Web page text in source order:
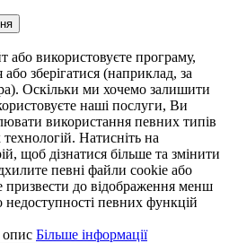
або використовуєте програму,
зберігатися (наприклад, за
Оскільки ми хочемо залишити
наші послуги, Ви
використання певних типів
Натисніть на
щоб дізнатися більше та змінити
певні файли cookie або
призвести до відображення менш
недоступності певних функцій
опис Більше інформації